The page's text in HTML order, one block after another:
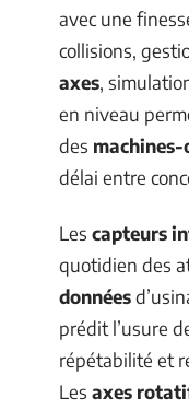
avec une
collisions,
axes,
en niveau
des
délai entre
Les capteurs
quotidien des
données
prédit l’usure
répétabilité et
Les axes